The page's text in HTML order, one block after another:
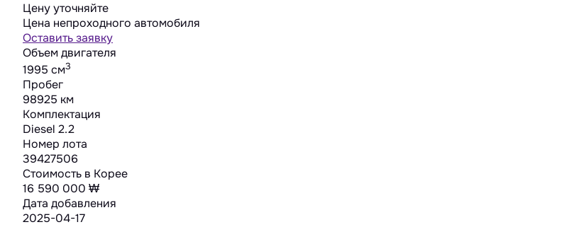
Цену уточняйте
Цена непроходного автомобиля
Оставить заявку
Объем двигателя
1995 cм3
Пробег
98925 км
Комплектация
Diesel 2.2
Номер лота
39427506
Стоимость в Корее
16 590 000 ₩
Дата добавления
2025-04-17